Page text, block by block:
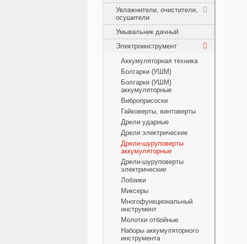
Увлажнители, очистители,
осушители
Умывальник дачный
Электроинструмент
Аккумуляторная техника
Болгарки (УШМ)
Болгарки (УШМ)
аккумуляторные
Виброприсоски
Гайковерты, винтоверты
Дрели ударные
Дрели электрические
Дрели-шуруповерты
аккумуляторные
Дрели-шуруповерты
электрические
Лобзики
Миксеры
Многофункциональный
инструмент
Молотки отбойные
Наборы аккумуляторного
инструмента